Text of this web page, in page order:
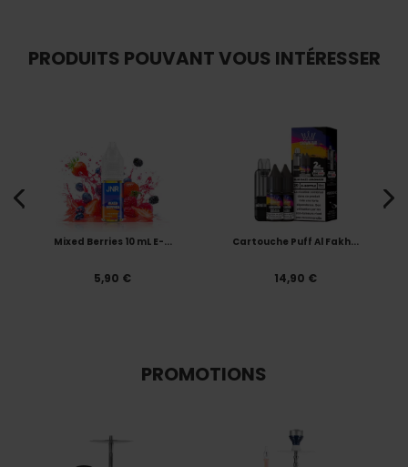
PRODUITS POUVANT VOUS INTÉRESSER
Mixed Berries 10 mL E-...
5,90 €
Cartouche Puff Al Fakh...
14,90 €
PROMOTIONS